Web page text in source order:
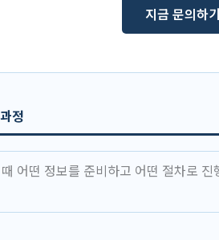
지금 문의하기
정
어떤 정보를 준비하고 어떤 절차로